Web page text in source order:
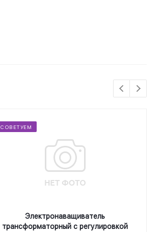
СОВЕТУЕМ
Электронаващиватель
трансформаторный с регулировкой